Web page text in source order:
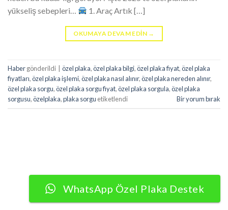
yükseliş sebepleri…
1. Araç Artık […]
OKUMAYA DEVAM EDIN →
Habergönderildi özel plaka,özel plaka bilgi,özel plaka fiyat,özel plaka
fiyatları,özel plaka işlemi,özel plaka nasıl alınır,özel plaka nereden alınır,
özel plaka sorgu,özel plaka sorgu fiyat,özel plaka sorgula,özel plaka
sorgusu,özelplaka,plaka sorgu etiketlendi Bir yorum bırak
WhatsApp Özel Plaka Destek